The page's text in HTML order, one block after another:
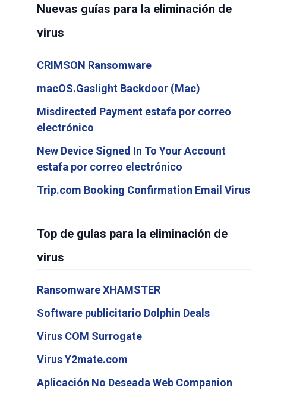
Nuevas guías para la eliminación de
virus
CRIMSON Ransomware
macOS.Gaslight Backdoor (Mac)
Misdirected Payment estafa por correo
electrónico
New Device Signed In To Your Account
estafa por correo electrónico
Trip.com Booking Confirmation Email Virus
Top de guías para la eliminación de
virus
Ransomware XHAMSTER
Software publicitario Dolphin Deals
Virus COM Surrogate
Virus Y2mate.com
Aplicación No Deseada Web Companion